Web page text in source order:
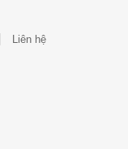
Liên hệ